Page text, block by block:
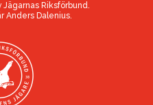
Jägarnas Riksförbund.
Anders Dalenius.